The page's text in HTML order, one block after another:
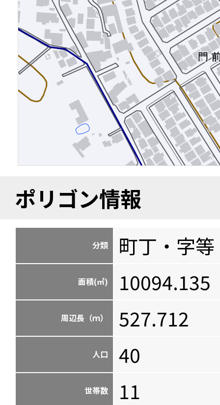
ポリゴン情報
分類 町丁・字等
面積(㎡) 10094.135
周辺長（ｍ） 527.712
人口 40
世帯数 11